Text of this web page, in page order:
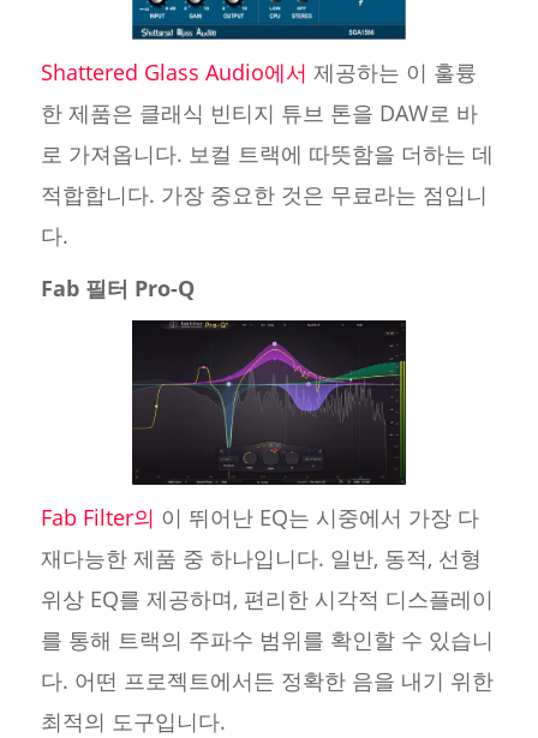
Shattered Glass Audio에서 제공하는 이 훌륭
한 제품은 클래식 빈티지 튜브 톤을 DAW로 바
로 가져옵니다. 보컬 트랙에 따뜻함을 더하는 데
적합합니다. 가장 중요한 것은 무료라는 점입니
다.
Fab 필터 Pro-Q
Fab Filter의 이 뛰어난 EQ는 시중에서 가장 다
재다능한 제품 중 하나입니다. 일반, 동적, 선형
위상 EQ를 제공하며, 편리한 시각적 디스플레이
를 통해 트랙의 주파수 범위를 확인할 수 있습니
다. 어떤 프로젝트에서든 정확한 음을 내기 위한
최적의 도구입니다.